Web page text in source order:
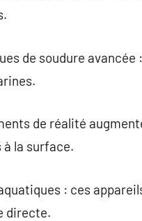
de soudure
de réalité
à la surface.
: ces
directe.